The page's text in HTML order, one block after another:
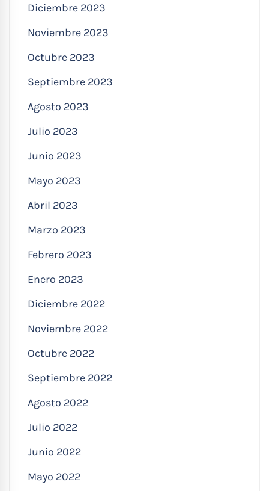
Diciembre 2023
Noviembre 2023
Octubre 2023
Septiembre 2023
Agosto 2023
Julio 2023
Junio 2023
Mayo 2023
Abril 2023
Marzo 2023
Febrero 2023
Enero 2023
Diciembre 2022
Noviembre 2022
Octubre 2022
Septiembre 2022
Agosto 2022
Julio 2022
Junio 2022
Mayo 2022